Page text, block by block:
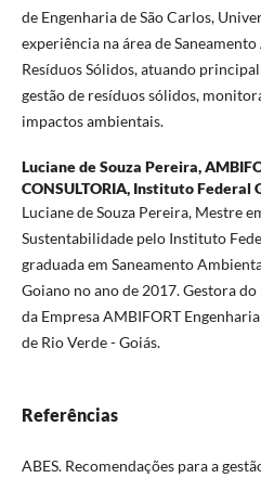
de Engenharia de São Carlos,
experiência na área de
Resíduos Sólidos, atuando
gestão de resíduos sólidos,
impactos ambientais.
Luciane de Souza Pereira,
CONSULTORIA, Instituto Federal
Luciane de Souza Pereira, Mestre
Sustentabilidade pelo Instituto
graduada em Saneamento
Goiano no ano de 2017. Gestora
da Empresa AMBIFORT
de Rio Verde - Goiás.
Referências
ABES. Recomendações para a